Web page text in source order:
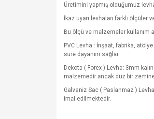
Üretimini yapmış olduğumuz
İkaz uyarı levhaları farklı ölçüler
Bu ölçü ve malzemeler kullanım
PVC Levha : İnşaat, fabrika,
süre dayanım sağlar.
Dekota ( Forex ) Levha: 3mm
malzemedir ancak düz bir
Galvaniz Sac ( Paslanmaz )
imal edilmektedir.